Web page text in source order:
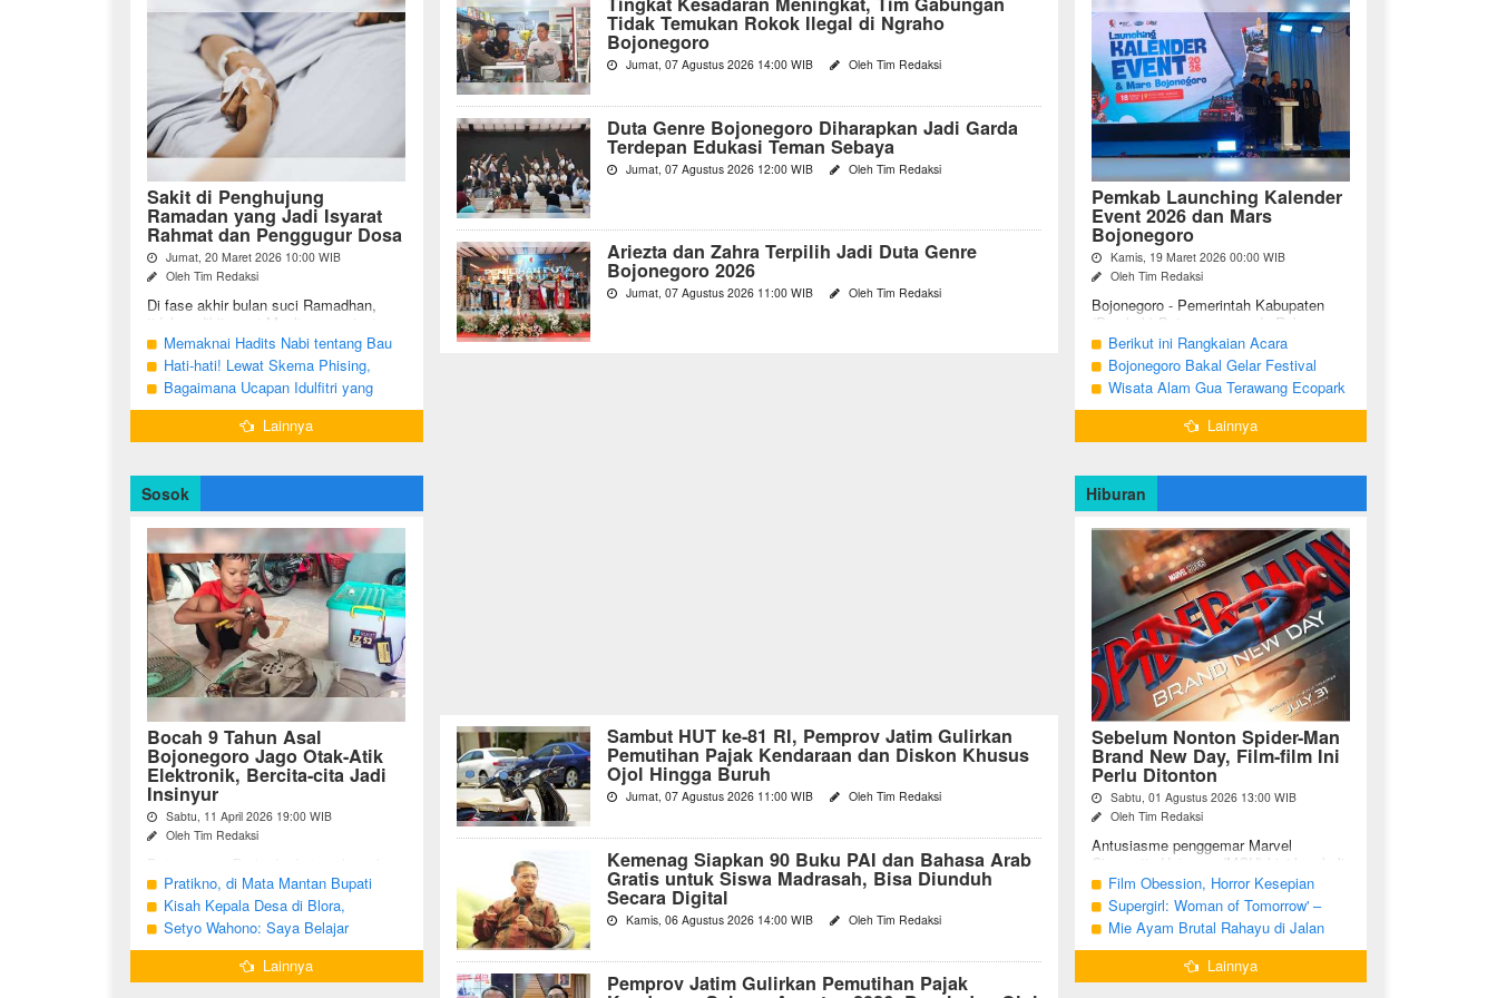
Tidak Temukan Rokok Ilegal di Ngraho
Bojonegoro
Jumat, 07 Agustus 2026 14:00 WIB Oleh Tim Redaksi
Duta Genre Bojonegoro Diharapkan Jadi Garda
Terdepan Edukasi Teman Sebaya
Jumat, 07 Agustus 2026 12:00 WIB Oleh Tim Redaksi
Ariezta dan Zahra Terpilih Jadi Duta Genre
Bojonegoro 2026
Jumat, 07 Agustus 2026 11:00 WIB Oleh Tim Redaksi
Sambut HUT ke-81 RI, Pemprov Jatim Gulirkan
Pemutihan Pajak Kendaraan dan Diskon Khusus
Ojol Hingga Buruh
Jumat, 07 Agustus 2026 11:00 WIB Oleh Tim Redaksi
Kemenag Siapkan 90 Buku PAI dan Bahasa Arab
Gratis untuk Siswa Madrasah, Bisa Diunduh
Secara Digital
Kamis, 06 Agustus 2026 14:00 WIB Oleh Tim Redaksi
Pemprov Jatim Gulirkan Pemutihan Pajak
Sakit di Penghujung
Ramadan yang Jadi Isyarat
Rahmat dan Penggugur Dosa
Jumat, 20 Maret 2026 10:00 WIB
Oleh Tim Redaksi
Di fase akhir bulan suci Ramadhan,
tidak sedikit umat Muslim yang justru
diuji dengan kondisi kesehatan yang
menurun. Di tengah ...
Memaknai Hadits Nabi tentang Bau
Mulut Orang Berpuasa Secara Bijak
Agar Tidak Menggangu
Hati-hati! Lewat Skema Phising,
Akun Instagram Bisa Dibajak Kurang
dari 3 Menit
Bagaimana Ucapan Idulfitri yang
Benar Sesuai Sunah Rasulullah
Lainnya
Sosok
Bocah 9 Tahun Asal
Bojonegoro Jago Otak-Atik
Elektronik, Bercita-cita Jadi
Insinyur
Sabtu, 11 April 2026 19:00 WIB
Oleh Tim Redaksi
seusianya, seorang bocah dari Desa
Growok, Kecamatan Dander, Kabupaten
Bojonegoro ini justru memiliki minat
besar ...
Pratikno, di Mata Mantan Bupati
Bojonegoro, Kang Yoto
Kisah Kepala Desa di Blora,
Menjabat Tiga Periode Tapi Masih
Hidup Sederhana
Setyo Wahono: Saya Belajar
Pengabdian dari Orang Tua
Lainnya
Pemkab Launching Kalender
Event 2026 dan Mars
Bojonegoro
Kamis, 19 Maret 2026 00:00 WIB
Oleh Tim Redaksi
Bojonegoro - Pemerintah Kabupaten
(Pemkab) Bojonegoro, pada Rabu
malam (18/03/2026), bertempat di Jalan
Mas Tumapel Bojoonegoro,
melaunching Kalender Event
Bojonegoro ...
Berikut ini Rangkaian Acara
Peringatan Hari Jadi Bojonegoro Ke-
348 Tahun 2025
Bojonegoro Bakal Gelar Festival
Geopark 2025
Wisata Alam Gua Terawang Ecopark
Blora Kini Semakin Menarik
Lainnya
Hiburan
Sebelum Nonton Spider-Man
Brand New Day, Film-film Ini
Perlu Ditonton
Sabtu, 01 Agustus 2026 13:00 WIB
Oleh Tim Redaksi
Antusiasme penggemar Marvel
Cinematic Universe (MCU) kini kembali
meningkat seiring tayangnya
petualangan terbaru Spider-Man Brand
New Day. Bagi penggemar garis ...
Film Obession, Horror Kesepian
Generasi Saat Ini
Supergirl: Woman of Tomorrow' –
Potensi yang Terperangkap dalam
Narasi Generik
Mie Ayam Brutal Rahayu di Jalan
Pemuda Bojonegoro, Kuliner dengan
Banyak Pilihan Menu
Lainnya